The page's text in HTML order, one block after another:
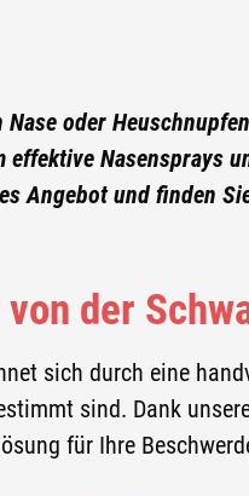
oder
effektive Nasensprays
Angebot und finden
der
sich durch eine
sind. Dank
für Ihre